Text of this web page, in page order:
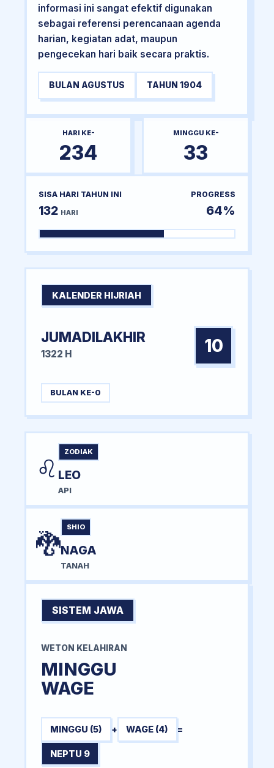
informasi ini sangat efektif digunakan
sebagai referensi perencanaan agenda
harian, kegiatan adat, maupun
pengecekan hari baik secara praktis.
BULAN AGUSTUS TAHUN 1904
HARI KE-
234
MINGGU KE-
33
SISA HARI TAHUN INI
132 HARI
PROGRESS
64%
KALENDER HIJRIAH
JUMADILAKHIR
1322 H 10
BULAN KE-0
♌
ZODIAK
LEO
API
🐉
SHIO
NAGA
TANAH
SISTEM JAWA
WETON KELAHIRAN
MINGGU
WAGE
MINGGU (5) + WAGE (4) =
NEPTU 9